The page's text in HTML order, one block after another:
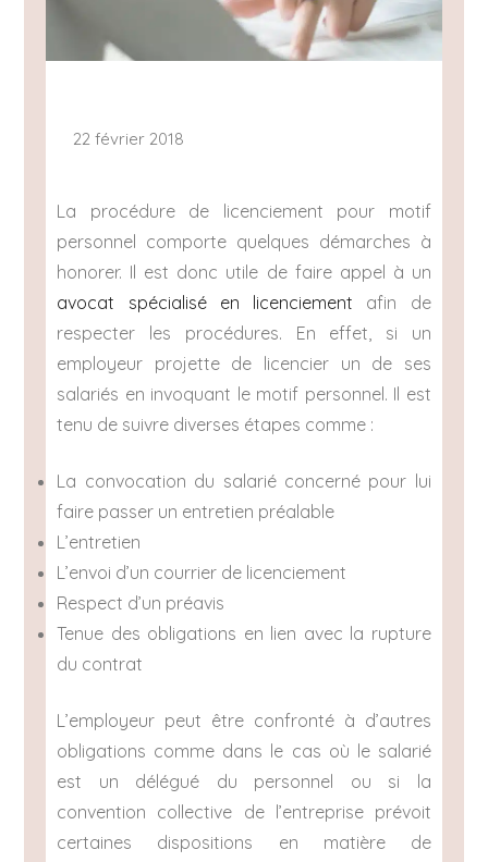
22 février 2018
La procédure de licenciement pour motif
personnel comporte quelques démarches à
honorer. Il est donc utile de faire appel à un
avocat spécialisé en licenciement afin de
respecter les procédures. En effet, si un
employeur projette de licencier un de ses
salariés en invoquant le motif personnel. Il est
tenu de suivre diverses étapes comme :
La convocation du salarié concerné pour lui
faire passer un entretien préalable
L’entretien
L’envoi d’un courrier de licenciement
Respect d’un préavis
Tenue des obligations en lien avec la rupture
du contrat
L’employeur peut être confronté à d’autres
obligations comme dans le cas où le salarié
est un délégué du personnel ou si la
convention collective de l’entreprise prévoit
certaines dispositions en matière de